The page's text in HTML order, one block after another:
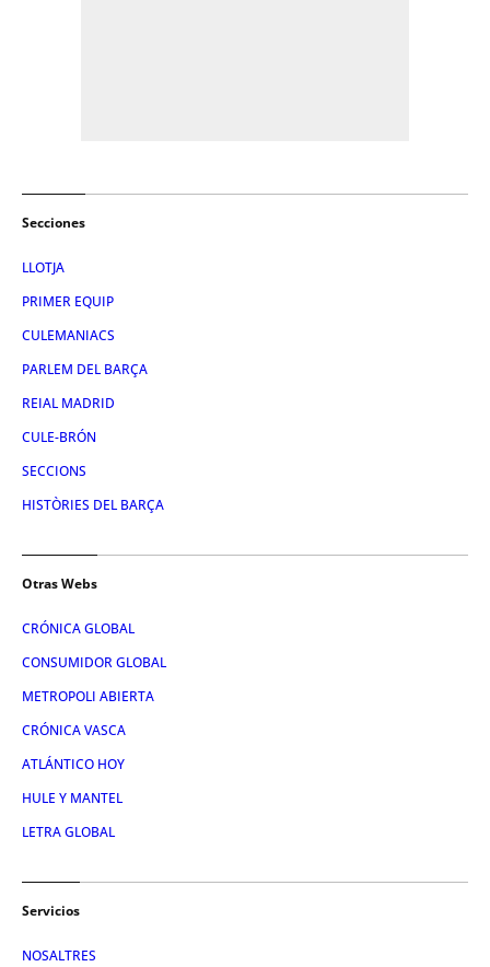
Secciones
LLOTJA
PRIMER EQUIP
CULEMANIACS
PARLEM DEL BARÇA
REIAL MADRID
CULE-BRÓN
SECCIONS
HISTÒRIES DEL BARÇA
Otras Webs
CRÓNICA GLOBAL
CONSUMIDOR GLOBAL
METROPOLI ABIERTA
CRÓNICA VASCA
ATLÁNTICO HOY
HULE Y MANTEL
LETRA GLOBAL
Servicios
NOSALTRES